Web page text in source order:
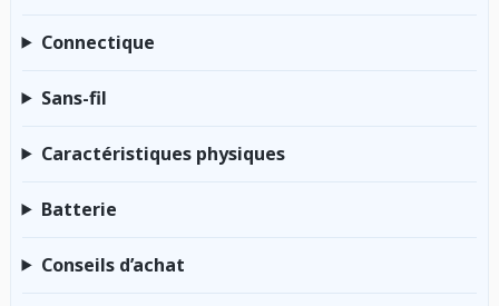
Connectique
Sans-fil
Caractéristiques physiques
Batterie
Conseils d’achat